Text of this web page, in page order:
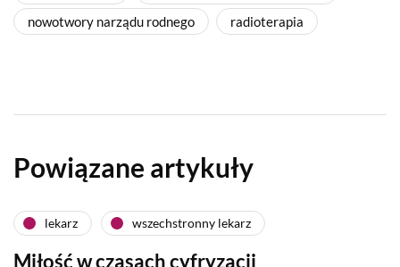
nowotwory narządu rodnego
radioterapia
Powiązane artykuły
lekarz wszechstronny lekarz
Miłość w czasach cyfryzacji